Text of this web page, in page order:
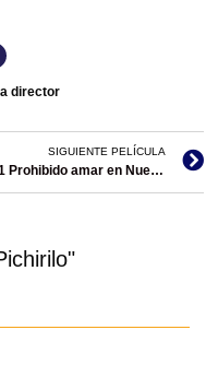
director
SIGUIENTE PELÍCULA
1981 Prohibido amar en Nueva York